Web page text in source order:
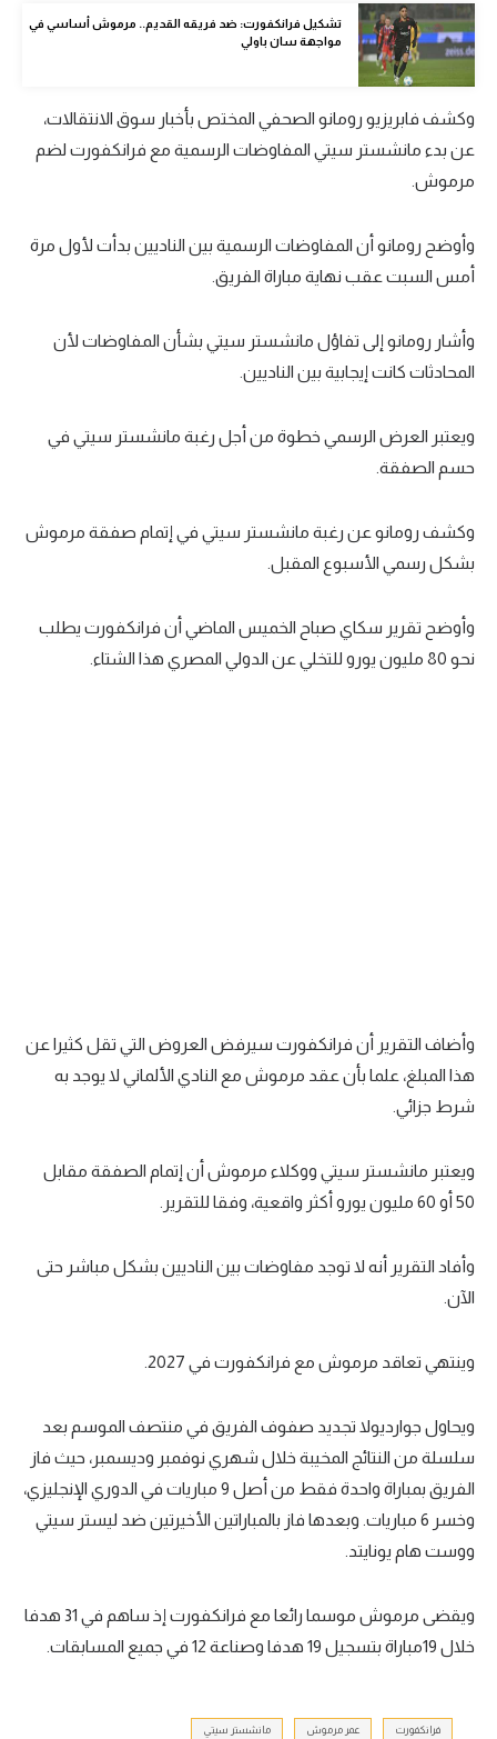
أقسام خاصة
تحقيق في الجول
تقرير في الجول
تحليل في الجول
كويز في الجول
تشكيل فرانكفورت: ضد فريقه القديم.. مرموش أساسي في
مواجهة سان باولي
وكشف فابريزيو رومانو الصحفي المختص بأخبار سوق الانتقالات،
عن بدء مانشستر سيتي المفاوضات الرسمية مع فرانكفورت لضم
مرموش.
وأوضح رومانو أن المفاوضات الرسمية بين الناديين بدأت لأول مرة
أمس السبت عقب نهاية مباراة الفريق.
وأشار رومانو إلى تفاؤل مانشستر سيتي بشأن المفاوضات لأن
المحادثات كانت إيجابية بين الناديين.
ويعتبر العرض الرسمي خطوة من أجل رغبة مانشستر سيتي في
حسم الصفقة.
وكشف رومانو عن رغبة مانشستر سيتي في إتمام صفقة مرموش
بشكل رسمي الأسبوع المقبل.
وأوضح تقرير سكاي صباح الخميس الماضي أن فرانكفورت يطلب
نحو 80 مليون يورو للتخلي عن الدولي المصري هذا الشتاء.
وأضاف التقرير أن فرانكفورت سيرفض العروض التي تقل كثيرا عن
هذا المبلغ، علما بأن عقد مرموش مع النادي الألماني لا يوجد به
شرط جزائي.
ويعتبر مانشستر سيتي ووكلاء مرموش أن إتمام الصفقة مقابل
50 أو 60 مليون يورو أكثر واقعية، وفقا للتقرير.
وأفاد التقرير أنه لا توجد مفاوضات بين الناديين بشكل مباشر حتى
الآن.
وينتهي تعاقد مرموش مع فرانكفورت في 2027.
ويحاول جوارديولا تجديد صفوف الفريق في منتصف الموسم بعد
سلسلة من النتائج المخيبة خلال شهري نوفمبر وديسمبر، حيث فاز
الفريق بمباراة واحدة فقط من أصل 9 مباريات في الدوري الإنجليزي،
وخسر 6 مباريات. وبعدها فاز بالمباراتين الأخيرتين ضد ليستر سيتي
ووست هام يونايتد.
ويقضى مرموش موسما رائعا مع فرانكفورت إذ ساهم في 31 هدفا
خلال 19مباراة بتسجيل 19 هدفا وصناعة 12 في جميع المسابقات.
فرانكفورت عمر مرموش مانشستر سيتي